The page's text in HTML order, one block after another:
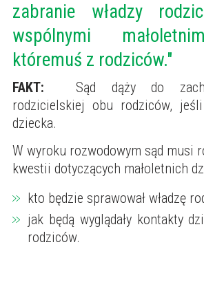
zabranie władzy
wspólnymi
któremuś z rodziców."
FAKT: Sąd dąży do
rodzicielskiej obu rodziców,
dziecka.
W wyroku rozwodowym sąd musi
kwestii dotyczących małoletnich
kto będzie sprawował władzę
jak będą wyglądały kontakty
rodziców.